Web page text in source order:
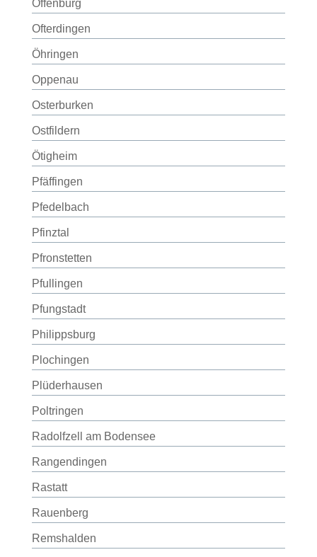
Offenburg
Ofterdingen
Öhringen
Oppenau
Osterburken
Ostfildern
Ötigheim
Pfäffingen
Pfedelbach
Pfinztal
Pfronstetten
Pfullingen
Pfungstadt
Philippsburg
Plochingen
Plüderhausen
Poltringen
Radolfzell am Bodensee
Rangendingen
Rastatt
Rauenberg
Remshalden